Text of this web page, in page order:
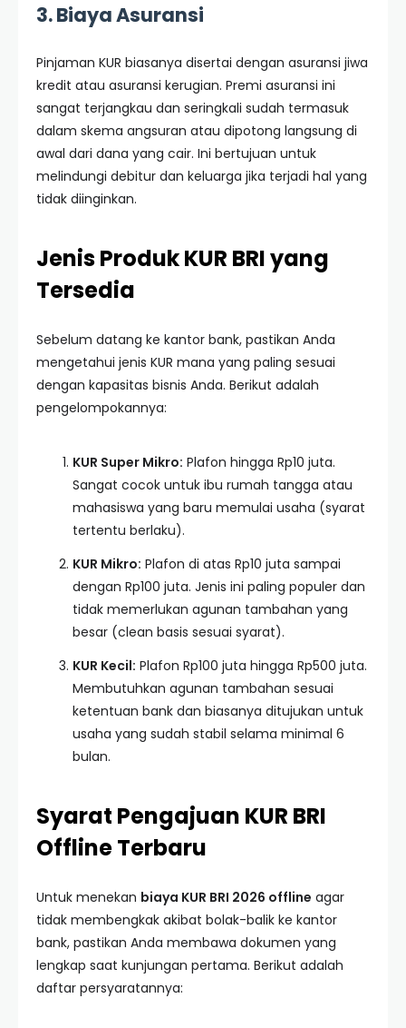
3. Biaya Asuransi
Pinjaman KUR biasanya disertai dengan asuransi jiwa
kredit atau asuransi kerugian. Premi asuransi ini
sangat terjangkau dan seringkali sudah termasuk
dalam skema angsuran atau dipotong langsung di
awal dari dana yang cair. Ini bertujuan untuk
melindungi debitur dan keluarga jika terjadi hal yang
tidak diinginkan.
Jenis Produk KUR BRI yang
Tersedia
Sebelum datang ke kantor bank, pastikan Anda
mengetahui jenis KUR mana yang paling sesuai
dengan kapasitas bisnis Anda. Berikut adalah
pengelompokannya:
KUR Super Mikro: Plafon hingga Rp10 juta.
Sangat cocok untuk ibu rumah tangga atau
mahasiswa yang baru memulai usaha (syarat
tertentu berlaku).
KUR Mikro: Plafon di atas Rp10 juta sampai
dengan Rp100 juta. Jenis ini paling populer dan
tidak memerlukan agunan tambahan yang
besar (clean basis sesuai syarat).
KUR Kecil: Plafon Rp100 juta hingga Rp500 juta.
Membutuhkan agunan tambahan sesuai
ketentuan bank dan biasanya ditujukan untuk
usaha yang sudah stabil selama minimal 6
bulan.
Syarat Pengajuan KUR BRI
Offline Terbaru
Untuk menekan biaya KUR BRI 2026 offline agar
tidak membengkak akibat bolak-balik ke kantor
bank, pastikan Anda membawa dokumen yang
lengkap saat kunjungan pertama. Berikut adalah
daftar persyaratannya: